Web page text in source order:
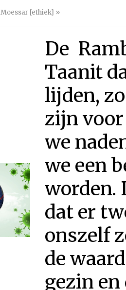
Moessar [ethiek] »
De
Taanit
lijden,
zijn voor
we
we een
worden.
dat er
onszelf
de
gezin